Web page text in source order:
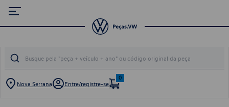
Nova Serrana Entre/registre-se
0